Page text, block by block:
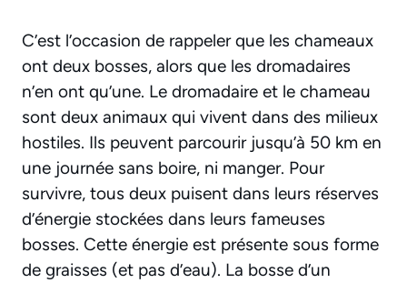
C’est l’occasion de rappeler que les chameaux
ont deux bosses, alors que les dromadaires
n’en ont qu’une. Le dromadaire et le chameau
sont deux animaux qui vivent dans des milieux
hostiles. Ils peuvent parcourir jusqu’à 50 km en
une journée sans boire, ni manger. Pour
survivre, tous deux puisent dans leurs réserves
d’énergie stockées dans leurs fameuses
bosses. Cette énergie est présente sous forme
de graisses (et pas d’eau). La bosse d’un